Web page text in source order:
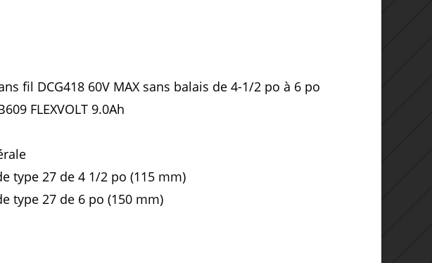
fil DCG418 60V MAX sans balais de 4-1/2 po à 6 po
FLEXVOLT 9.0Ah
type 27 de 4 1/2 po (115 mm)
type 27 de 6 po (150 mm)